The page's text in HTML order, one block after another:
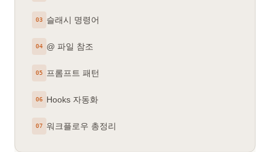
03 슬래시 명령어
04 @ 파일 참조
05 프롬프트 패턴
06 Hooks 자동화
07 워크플로우 총정리